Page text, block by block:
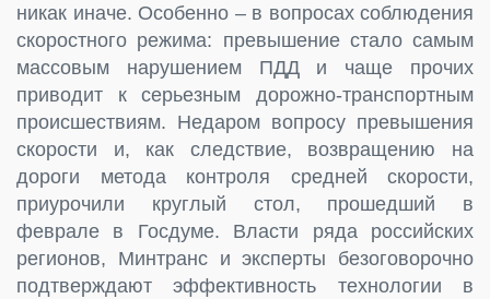
никак иначе. Особенно – в вопросах соблюдения
скоростного режима: превышение стало самым
массовым нарушением ПДД и чаще прочих
приводит к серьезным дорожно-транспортным
происшествиям. Недаром вопросу превышения
скорости и, как следствие, возвращению на
дороги метода контроля средней скорости,
приурочили круглый стол, прошедший в
феврале в Госдуме. Власти ряда российских
регионов, Минтранс и эксперты безоговорочно
подтверждают эффективность технологии в